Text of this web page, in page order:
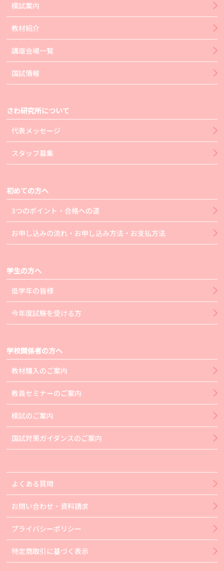
模試案内
教材紹介
講座会場一覧
国試情報
さわ研究所について
代表メッセージ
スタッフ募集
初めての方へ
3つのポイント・合格への道
お申し込みの流れ・お申し込み方法・お支払方法
学生の方へ
低学年の皆様
今年度試験を受ける方
学校関係者の方へ
教材購入のご案内
教員セミナーのご案内
模試のご案内
国試対策ガイダンスのご案内
よくある質問
お問い合わせ・資料請求
プライバシーポリシー
特定商取引に基づく表示